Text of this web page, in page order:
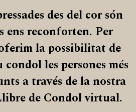
des del cor són
ens reconforten. Per
la possibilitat de
les persones més
a través de la nostra
de Condol virtual.